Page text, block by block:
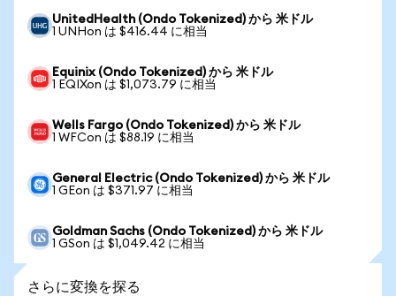
UnitedHealth (Ondo Tokenized) から 米ドル
1 UNHon は $416.44 に相当
Equinix (Ondo Tokenized) から 米ドル
1 EQIXon は $1,073.79 に相当
Wells Fargo (Ondo Tokenized) から 米ドル
1 WFCon は $88.19 に相当
General Electric (Ondo Tokenized) から 米ドル
1 GEon は $371.97 に相当
Goldman Sachs (Ondo Tokenized) から 米ドル
1 GSon は $1,049.42 に相当
さらに変換を探る